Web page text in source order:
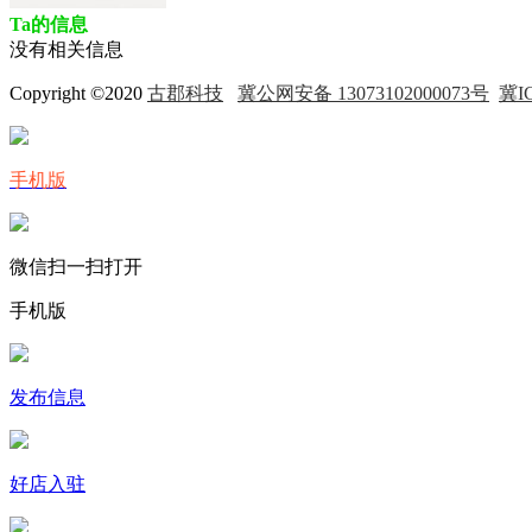
Ta的信息
没有相关信息
Copyright ©2020 古郡科技 冀公网安备 13073102000073号 冀
手机版
微信扫一扫打开
手机版
发布信息
好店入驻